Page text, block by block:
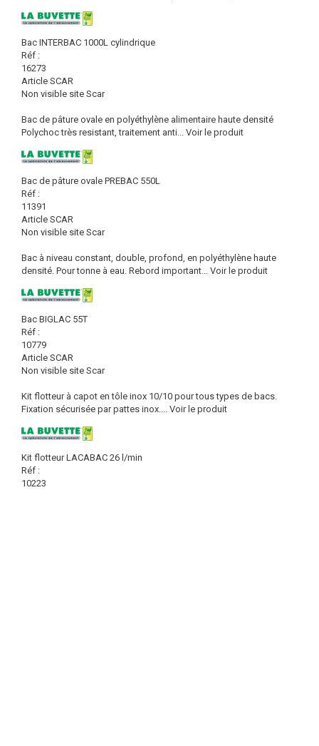
Bac INTERBAC 1000L cylindrique
Réf :
16273
Article SCAR
Non visible site Scar
Bac de pâture ovale en polyéthylène alimentaire haute densité
Polychoc très resistant, traitement anti... Voir le produit
Bac de pâture ovale PREBAC 550L
Réf :
11391
Article SCAR
Non visible site Scar
Bac à niveau constant, double, profond, en polyéthylène haute
densité. Pour tonne à eau. Rebord important... Voir le produit
Bac BIGLAC 55T
Réf :
10779
Article SCAR
Non visible site Scar
Kit flotteur à capot en tôle inox 10/10 pour tous types de bacs.
Fixation sécurisée par pattes inox.... Voir le produit
Kit flotteur LACABAC 26 l/min
Réf :
10223